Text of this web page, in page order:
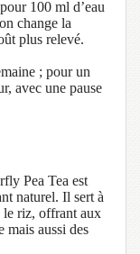
100 ml d’eau
change la
plus relevé.
; pour un
avec une pause
Pea Tea est
naturel. Il sert à
le riz, offrant aux
mais aussi des